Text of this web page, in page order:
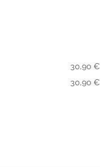
30,90 €
30,90 €